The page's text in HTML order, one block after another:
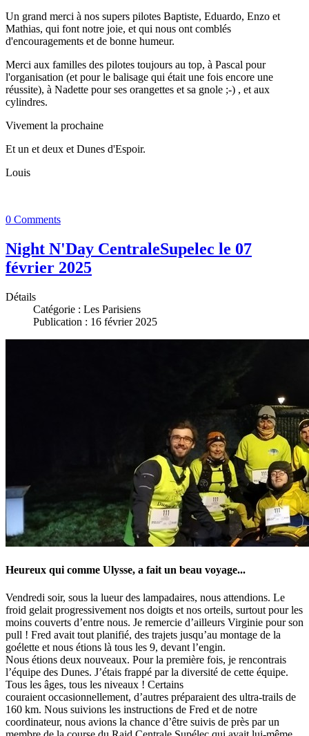
Un grand merci à nos supers pilotes Baptiste, Eduardo, Enzo et
Mathias, qui font notre joie, et qui nous ont comblés
d'encouragements et de bonne humeur.
Merci aux familles des pilotes toujours au top, à Pascal pour
l'organisation (et pour le balisage qui était une fois encore une
réussite), à Nadette pour ses orangettes et sa gnole ;-) , et aux
cylindres.
Vivement la prochaine
Et un et deux et Dunes d'Espoir.
Louis
0 Comments
Night N'Day CentraleSupelec le 07
février 2025
Détails
Catégorie : Les Parisiens
Publication : 16 février 2025
Heureux qui comme Ulysse, a fait un beau voyage...
Vendredi soir, sous la lueur des lampadaires, nous attendions. Le
froid gelait progressivement nos doigts et nos orteils, surtout pour les
moins couverts d’entre nous. Je remercie d’ailleurs Virginie pour son
pull ! Fred avait tout planifié, des trajets jusqu’au montage de la
goélette et nous étions là tous les 9, devant l’engin.
Nous étions deux nouveaux. Pour la première fois, je rencontrais
l’équipe des Dunes. J’étais frappé par la diversité de cette équipe.
Tous les âges, tous les niveaux ! Certains
couraient occasionnellement, d’autres préparaient des ultra-trails de
160 km. Nous suivions les instructions de Fred et de notre
coordinateur, nous avions la chance d’être suivis de près par un